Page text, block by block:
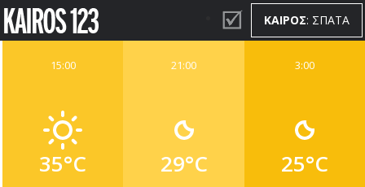
ΚΑΙΡΟΣ: ΣΠΑΤΑ
3:00
25°C
21:00
29°C
15:00
35°C